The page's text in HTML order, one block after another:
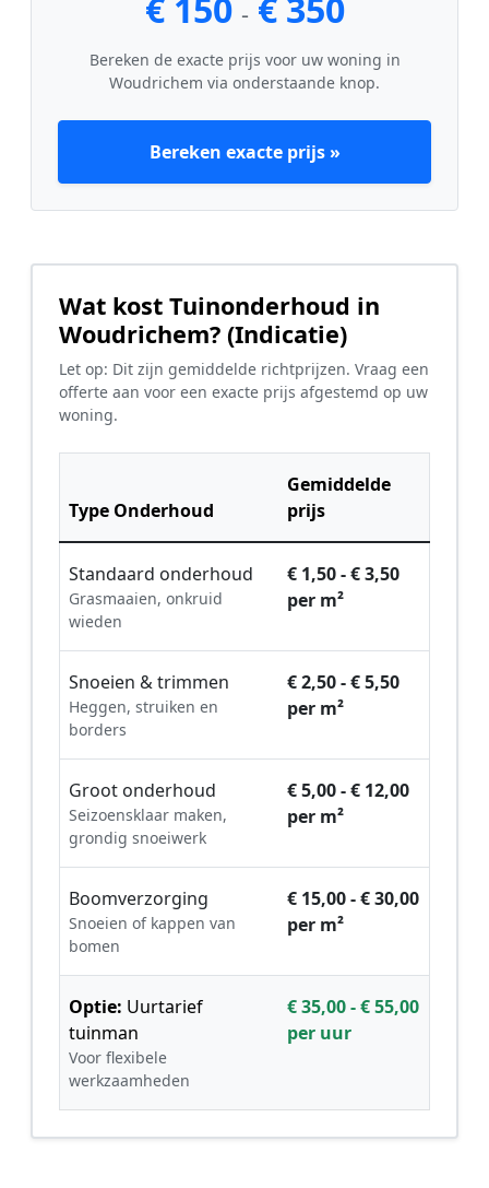
€ 150 - € 350
Bereken de exacte prijs voor uw woning in
Woudrichem via onderstaande knop.
Bereken exacte prijs »
Wat kost Tuinonderhoud in
Woudrichem? (Indicatie)
Let op: Dit zijn gemiddelde richtprijzen. Vraag een
offerte aan voor een exacte prijs afgestemd op uw
woning.
Type Onderhoud
Gemiddelde
prijs
Standaard onderhoud
Grasmaaien, onkruid
wieden
€ 1,50 - € 3,50
per m²
Snoeien & trimmen
Heggen, struiken en
borders
€ 2,50 - € 5,50
per m²
Groot onderhoud
Seizoensklaar maken,
grondig snoeiwerk
€ 5,00 - € 12,00
per m²
Boomverzorging
Snoeien of kappen van
bomen
€ 15,00 - € 30,00
per m²
Optie: Uurtarief
tuinman
Voor flexibele
werkzaamheden
€ 35,00 - € 55,00
per uur